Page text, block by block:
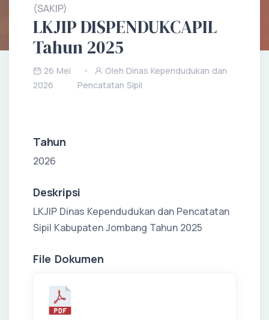
(SAKIP)
LKJIP DISPENDUKCAPIL
Tahun 2025
26 Mei
2026
Oleh Dinas Kependudukan dan
Pencatatan Sipil
Tahun
2026
Deskripsi
LKJIP Dinas Kependudukan dan Pencatatan
Sipil Kabupaten Jombang Tahun 2025
File Dokumen